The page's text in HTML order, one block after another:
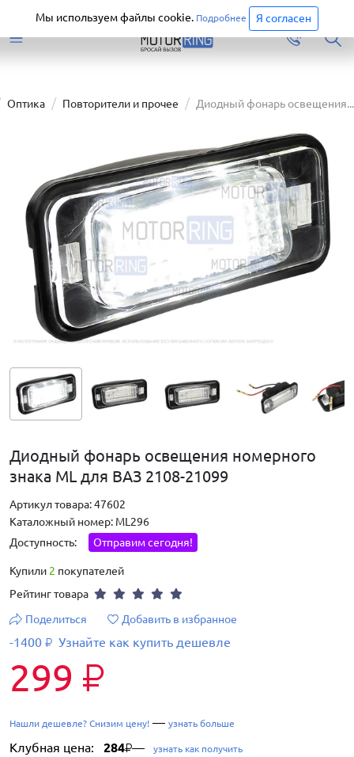
Перейти
Оптика Повторители и прочее Диодный фонарь освещения...
Диодный фонарь освещения номерного
знака ML для ВАЗ 2108-21099
Артикул товара: 47602
Каталожный номер: ML296
Доступность:
Отправим сегодня!
Купили 2 покупателей
Рейтинг товара
Поделиться
Добавить в избранное
-1400 ₽ Узнайте как купить дешевле
299 ₽
Нашли дешевле? Снизим цену! — узнать больше
Клубная цена: 284₽— узнать как получить
Мы используем файлы cookie. Подробнее Я согласен